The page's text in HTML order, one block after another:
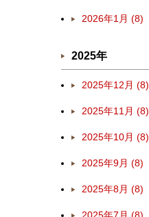
2026年1月 (8)
2025年
2025年12月 (8)
2025年11月 (8)
2025年10月 (8)
2025年9月 (8)
2025年8月 (8)